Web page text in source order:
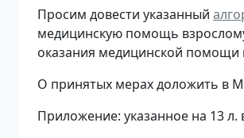
Просим довести указанный
медицинскую помощь
оказания медицинской помощи
О принятых мерах доложить в
Приложение: указанное на 13 л.